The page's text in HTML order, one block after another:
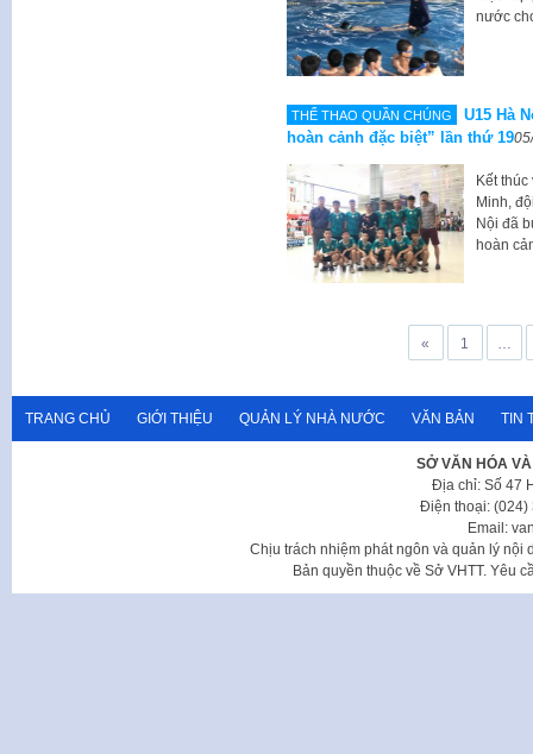
nước
THỂ THAO QUẦN CHÚNG
U15 Hà
hoàn cảnh đặc biệt” lần thứ 19
Kết
Minh,
Nội đã
hoàn
bài
viết
« 1
TRANG CHỦ GIỚI THIỆU QUẢN LÝ NHÀ NƯỚC VĂN BẢN TIN
SỞ VĂN HÓA
Địa chỉ: Số 47
Điện thoại: (024)
Email:
Chịu trách nhiệm phát ngôn và quản lý nội
Bản quyền thuộc về Sở VHTT. Yêu